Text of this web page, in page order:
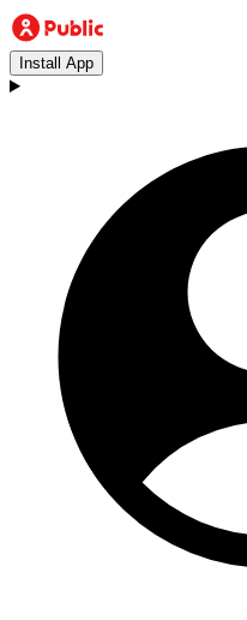
Install App